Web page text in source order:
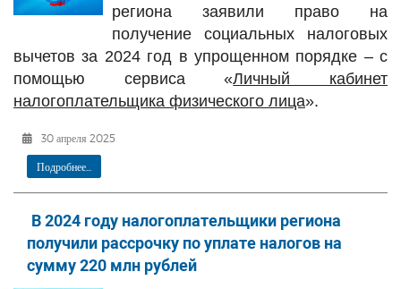
региона заявили право на
получение социальных налоговых
вычетов за 2024 год в упрощенном порядке – с
помощью сервиса «Личный кабинет
налогоплательщика физического лица».
30 апреля 2025
Подробнее...
В 2024 году налогоплательщики региона
получили рассрочку по уплате налогов на
сумму 220 млн рублей